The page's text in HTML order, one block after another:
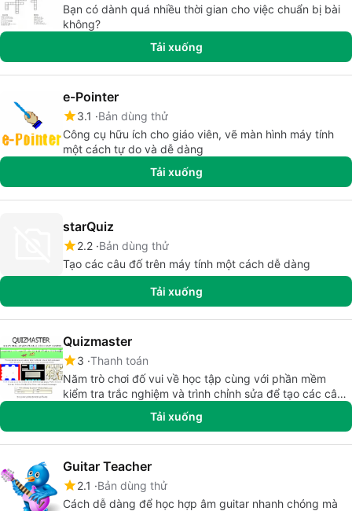
Bạn có dành quá nhiều thời gian cho việc chuẩn bị bài
không?
Tải xuống
e-Pointer
3.1
Bản dùng thử
Công cụ hữu ích cho giáo viên, vẽ màn hình máy tính
một cách tự do và dễ dàng
Tải xuống
starQuiz
2.2 Bản dùng thử
Tạo các câu đố trên máy tính một cách dễ dàng
Tải xuống
Quizmaster
3 Thanh toán
Năm trò chơi đố vui về học tập cùng với phần mềm
kiểm tra trắc nghiệm và trình chỉnh sửa để tạo các câu
đố và bài kiểm tra của riêng bạn.
Tải xuống
Guitar Teacher
2.1
Bản dùng thử
Cách dễ dàng để học hợp âm guitar nhanh chóng mà